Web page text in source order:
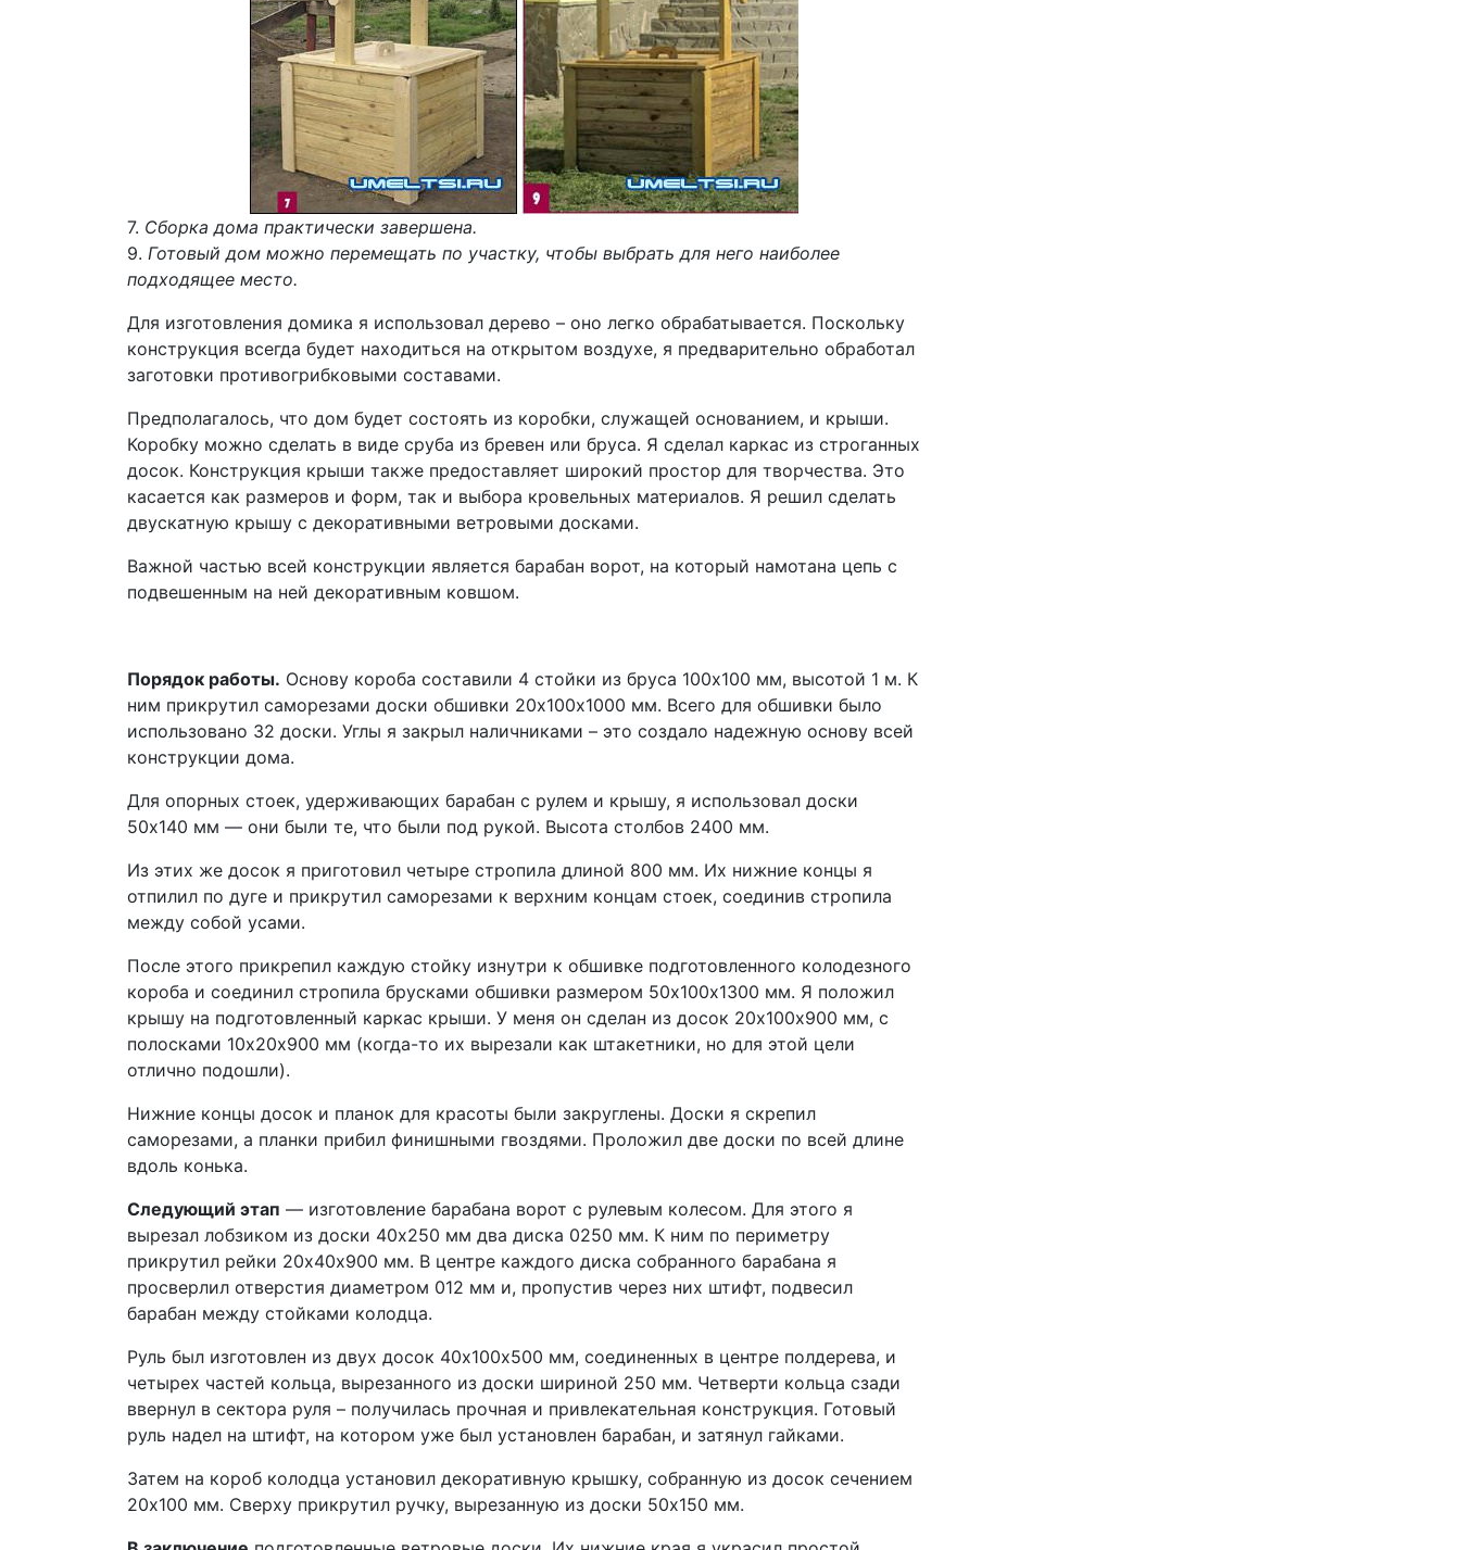
7. Сборка дома практически завершена.
9. Готовый дом можно перемещать по участку, чтобы выбрать для него наиболее
подходящее место.
Для изготовления домика я использовал дерево – оно легко обрабатывается. Поскольку
конструкция всегда будет находиться на открытом воздухе, я предварительно обработал
заготовки противогрибковыми составами.
Предполагалось, что дом будет состоять из коробки, служащей основанием, и крыши.
Коробку можно сделать в виде сруба из бревен или бруса. Я сделал каркас из строганных
досок. Конструкция крыши также предоставляет широкий простор для творчества. Это
касается как размеров и форм, так и выбора кровельных материалов. Я решил сделать
двускатную крышу с декоративными ветровыми досками.
Важной частью всей конструкции является барабан ворот, на который намотана цепь с
подвешенным на ней декоративным ковшом.
Порядок работы. Основу короба составили 4 стойки из бруса 100х100 мм, высотой 1 м. К
ним прикрутил саморезами доски обшивки 20х100х1000 мм. Всего для обшивки было
использовано 32 доски. Углы я закрыл наличниками – это создало надежную основу всей
конструкции дома.
Для опорных стоек, удерживающих барабан с рулем и крышу, я использовал доски
50х140 мм — они были те, что были под рукой. Высота столбов 2400 мм.
Из этих же досок я приготовил четыре стропила длиной 800 мм. Их нижние концы я
отпилил по дуге и прикрутил саморезами к верхним концам стоек, соединив стропила
между собой усами.
После этого прикрепил каждую стойку изнутри к обшивке подготовленного колодезного
короба и соединил стропила брусками обшивки размером 50х100х1300 мм. Я положил
крышу на подготовленный каркас крыши. У меня он сделан из досок 20х100х900 мм, с
полосками 10х20х900 мм (когда-то их вырезали как штакетники, но для этой цели
отлично подошли).
Нижние концы досок и планок для красоты были закруглены. Доски я скрепил
саморезами, а планки прибил финишными гвоздями. Проложил две доски по всей длине
вдоль конька.
Следующий этап — изготовление барабана ворот с рулевым колесом. Для этого я
вырезал лобзиком из доски 40х250 мм два диска 0250 мм. К ним по периметру
прикрутил рейки 20х40х900 мм. В центре каждого диска собранного барабана я
просверлил отверстия диаметром 012 мм и, пропустив через них штифт, подвесил
барабан между стойками колодца.
Руль был изготовлен из двух досок 40х100х500 мм, соединенных в центре полдерева, и
четырех частей кольца, вырезанного из доски шириной 250 мм. Четверти кольца сзади
ввернул в сектора руля – получилась прочная и привлекательная конструкция. Готовый
руль надел на штифт, на котором уже был установлен барабан, и затянул гайками.
Затем на короб колодца установил декоративную крышку, собранную из досок сечением
20х100 мм. Сверху прикрутил ручку, вырезанную из доски 50х150 мм.